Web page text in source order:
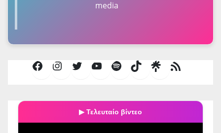
media
FacebookInstagramTwitterYouTubeSpotifyTikTok
Τροφοδοσία
▶ Τελευταίο βίντεο